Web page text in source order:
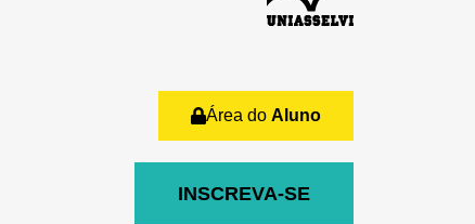
Área do Aluno
INSCREVA-SE